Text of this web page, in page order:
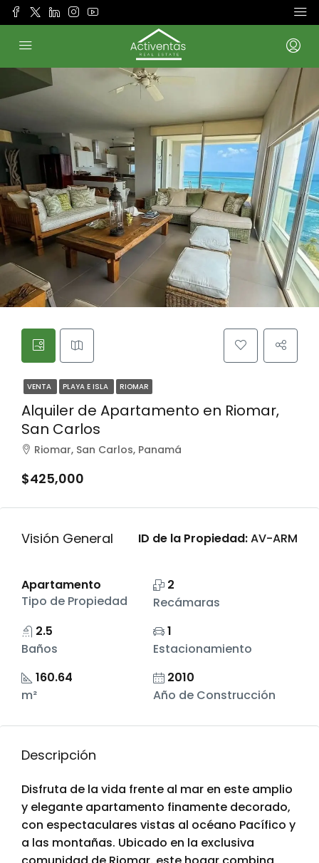
VENTA PLAYA E ISLA RIOMAR
Alquiler de Apartamento en Riomar,
San Carlos
Riomar, San Carlos, Panamá
$425,000
Visión General ID de la Propiedad:AV-ARM
Apartamento
Tipo de Propiedad
2
Recámaras
2.5
Baños
1
Estacionamiento
160.64
m²
2010
Año de Construcción
Descripción
Disfruta de la vida frente al mar en este amplio
y elegante apartamento finamente decorado,
con espectaculares vistas al océano Pacífico y
a las montañas. Ubicado en la exclusiva